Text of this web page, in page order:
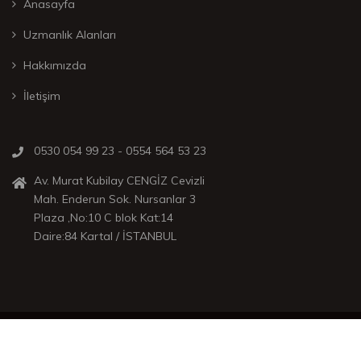
Anasayfa
Uzmanlık Alanları
Hakkımızda
İletişim
0530 054 99 23 - 0554 564 53 23
Av. Murat Kubilay CENGİZ Cevizli
Mah. Enderun Sok. Nursanlar 3
Plaza ,No:10 C blok Kat:14
Daire:84 Kartal / İSTANBUL